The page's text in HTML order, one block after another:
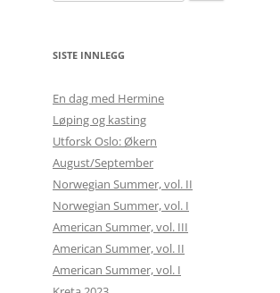
etter:
SISTE INNLEGG
En dag med Hermine
Løping og kasting
Utforsk Oslo: Økern
August/September
Norwegian Summer, vol. II
Norwegian Summer, vol. I
American Summer, vol. III
American Summer, vol. II
American Summer, vol. I